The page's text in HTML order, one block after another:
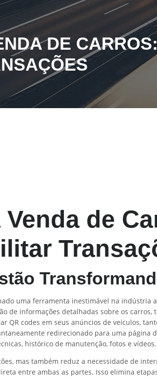
DE
de
uma ferramenta inestimável na indústria
de informações detalhadas sobre os
QR codes em seus anúncios de veículos,
redirecionado para uma página
histórico de manutenção, fotos e vídeos.
mas também reduz a necessidade de
entre ambas as partes. Isso elimina